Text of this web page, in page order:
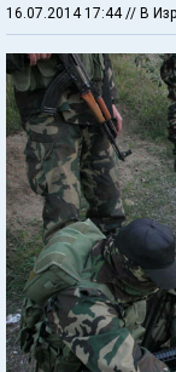
16.07.2014 17:44// В